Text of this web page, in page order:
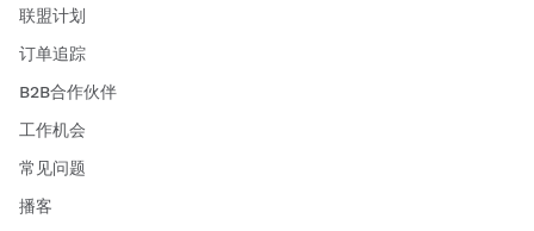
联盟计划
订单追踪
B2B合作伙伴
工作机会
常见问题
播客